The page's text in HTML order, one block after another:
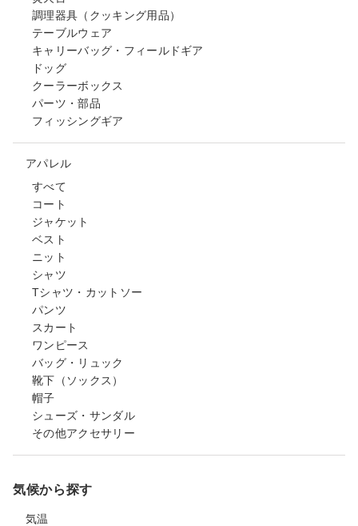
調理器具（クッキング用品）
テーブルウェア
キャリーバッグ・フィールドギア
ドッグ
クーラーボックス
パーツ・部品
フィッシングギア
アパレル
すべて
コート
ジャケット
ベスト
ニット
シャツ
Tシャツ・カットソー
パンツ
スカート
ワンピース
バッグ・リュック
靴下（ソックス）
帽子
シューズ・サンダル
その他アクセサリー
気候から探す
気温